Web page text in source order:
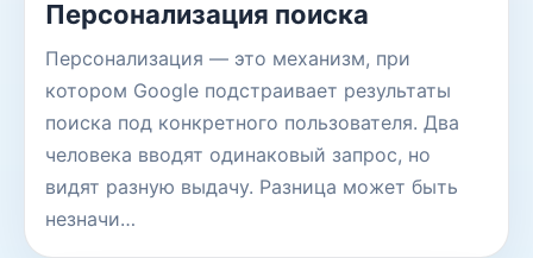
Персонализация поиска
Персонализация — это механизм, при
котором Google подстраивает результаты
поиска под конкретного пользователя. Два
человека вводят одинаковый запрос, но
видят разную выдачу. Разница может быть
незначи…